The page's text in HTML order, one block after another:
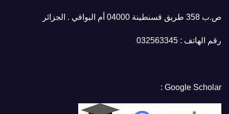
ص.ب 358 طريق قسنطينة 04000 أم البواقي . الجزائر
رقم الهاتف : 032563345
Google Scholar :